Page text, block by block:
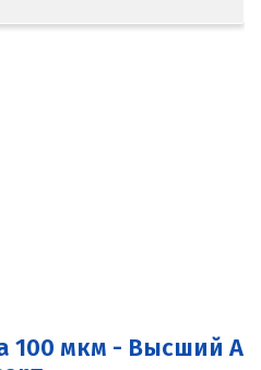
100 мкм - Высший А